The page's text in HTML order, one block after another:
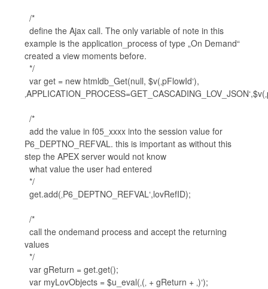
/*
define the Ajax call. The only variable of note in this
example is the application_process of type „On Demand“
created a view moments before.
*/
var get = new htmldb_Get(null, $v(‚pFlowId‘),
/*
add the value in f05_xxxx into the session value for
P6_DEPTNO_REFVAL. this is important as without this
step the APEX server would not know
what value the user had entered
*/
get.add(‚P6_DEPTNO_REFVAL‘,lovRefID);
/*
call the ondemand process and accept the returning
values
*/
var gReturn = get.get();
var myLovObjects = $u_eval(‚(‚ + gReturn + ‚)‘);